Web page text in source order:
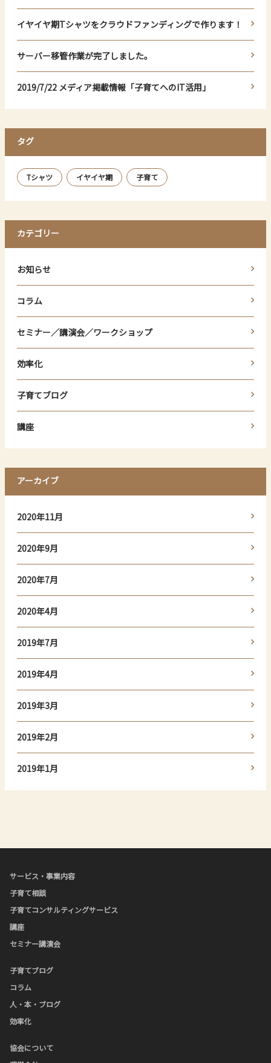
イヤイヤ期Tシャツをクラウドファンディングで作ります！
サーバー移管作業が完了しました。
2019/7/22 メディア掲載情報「子育てへのIT活用」
タグ
Tシャツ イヤイヤ期 子育て
カテゴリー
お知らせ
コラム
セミナー／講演会／ワークショップ
効率化
子育てブログ
講座
アーカイブ
2020年11月
2020年9月
2020年7月
2020年4月
2019年7月
2019年4月
2019年3月
2019年2月
2019年1月
サービス・事業内容
子育て相談
子育てコンサルティングサービス
講座
セミナー講演会
子育てブログ
コラム
人・本・ブログ
効率化
協会について